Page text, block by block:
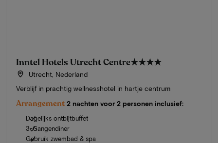
Inntel Hotels Utrecht Centre★★★★
Utrecht, Nederland
Verblijf in prachtig wellnesshotel in hartje centrum
Arrangement 2 nachten voor 2 personen inclusief:
Dagelijks ontbijtbuffet
3-Gangendiner
Gebruik zwembad & spa